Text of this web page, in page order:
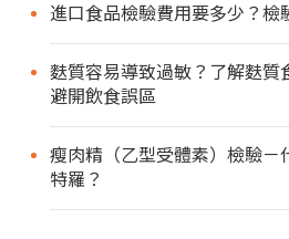
進口食品檢驗費用要多少？檢
麩質容易導致過敏？了解麩質
避開飲食誤區
瘦肉精（乙型受體素）檢驗－
特羅？